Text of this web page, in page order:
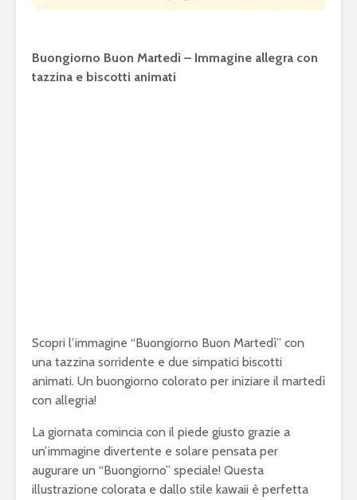
Buongiorno Buon Martedì – Immagine allegra con
tazzina e biscotti animati
Scopri l’immagine “Buongiorno Buon Martedì” con
una tazzina sorridente e due simpatici biscotti
animati. Un buongiorno colorato per iniziare il martedì
con allegria!
La giornata comincia con il piede giusto grazie a
un’immagine divertente e solare pensata per
augurare un “Buongiorno” speciale! Questa
illustrazione colorata e dallo stile kawaii è perfetta